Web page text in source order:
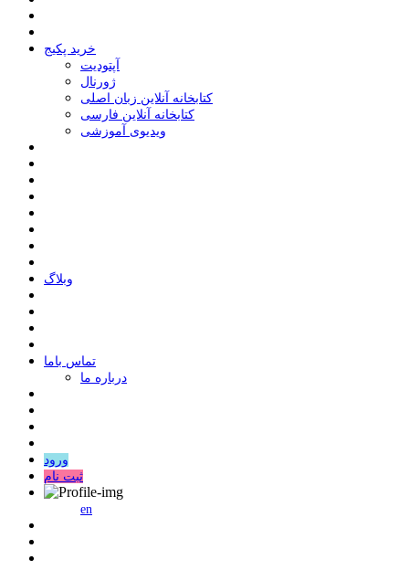
خرید پکیج
ﺁﭘﺘﻮﺩﯾﺖ
ﮊﻭﺭﻧﺎﻝ
کتابخانه آنلاین زبان اصلی
کتابخانه آنلاین فارسی
ویدیوی آموزشی
وبلاگ
ﺗﻤﺎﺱ ﺑﺎﻣﺎ
درباره ما
ورود
ثبت نام
en